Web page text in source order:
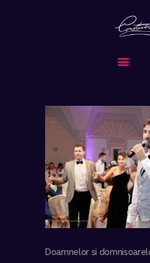
FORMATIA ALEASA PENTRU
DESPRE NOI
SERVICII
MEDIA
REPERTORIU
CONTACT
CERE
Doamnelor si